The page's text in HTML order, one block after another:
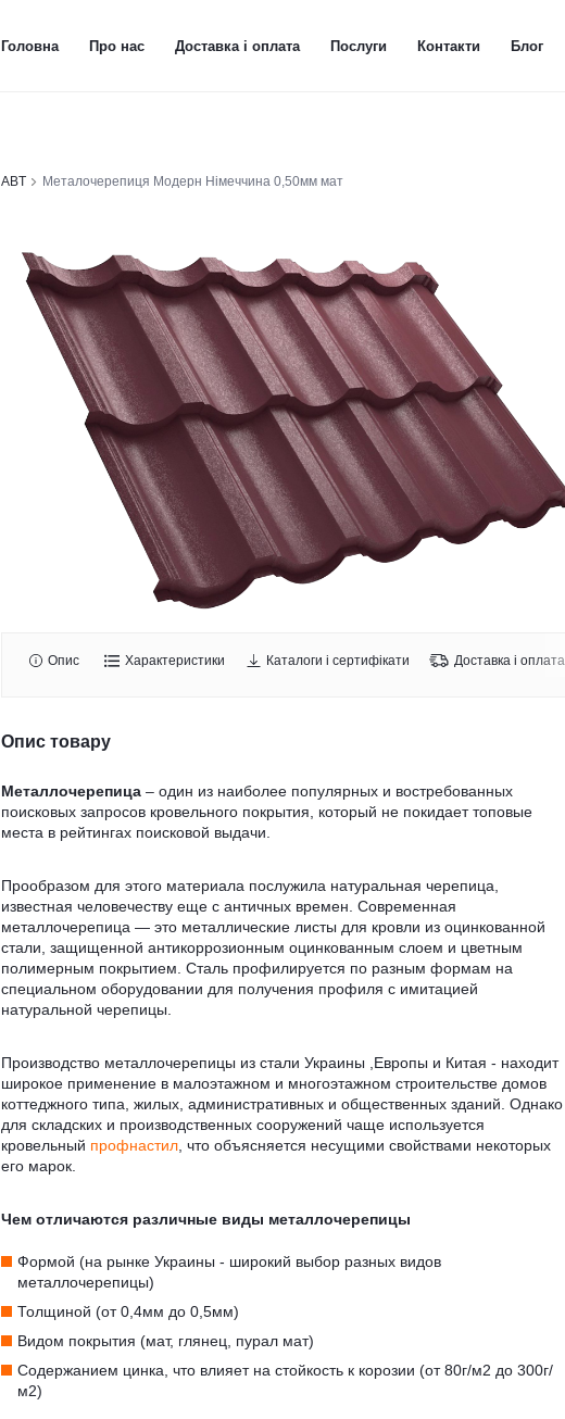
Головна Про нас Доставка і оплата Послуги Контакти Блог
ABT Металочерепиця Модерн Німеччина 0,50мм мат
Опис Характеристики Каталоги і сертифікати Доставка і оплата
Опис товару
Металлочерепица – один из наиболее популярных и востребованных
поисковых запросов кровельного покрытия, который не покидает топовые
места в рейтингах поисковой выдачи.
Прообразом для этого материала послужила натуральная черепица,
известная человечеству еще с античных времен. Современная
металлочерепица — это металлические листы для кровли из оцинкованной
стали, защищенной антикоррозионным оцинкованным слоем и цветным
полимерным покрытием. Сталь профилируется по разным формам на
специальном оборудовании для получения профиля с имитацией
натуральной черепицы.
Производство металлочерепицы из стали Украины ,Европы и Китая - находит
широкое применение в малоэтажном и многоэтажном строительстве домов
коттеджного типа, жилых, административных и общественных зданий. Однако
для складских и производственных сооружений чаще используется
кровельный профнастил , что объясняется несущими свойствами некоторых
его марок.
Чем отличаются различные виды металлочерепицы
Формой (на рынке Украины - широкий выбор разных видов
металлочерепицы)
Толщиной (от 0,4мм до 0,5мм)
Видом покрытия (мат, глянец, пурал мат)
Содержанием цинка, что влияет на стойкость к корозии (от 80г/м2 до 300г/
м2)